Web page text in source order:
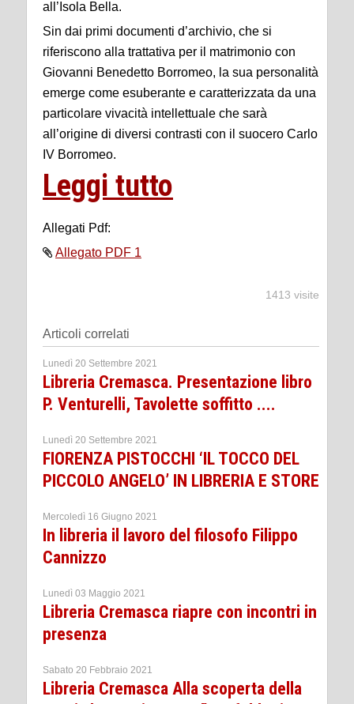
all’Isola Bella.
Sin dai primi documenti d’archivio, che si
riferiscono alla trattativa per il matrimonio con
Giovanni Benedetto Borromeo, la sua personalità
emerge come esuberante e caratterizzata da una
particolare vivacità intellettuale che sarà
all’origine di diversi contrasti con il suocero Carlo
IV Borromeo.
Leggi tutto
Allegati Pdf:
Allegato PDF 1
1413 visite
Articoli correlati
Lunedì 20 Settembre 2021
Libreria Cremasca. Presentazione libro
P. Venturelli, Tavolette soffitto ....
Lunedì 20 Settembre 2021
FIORENZA PISTOCCHI ‘IL TOCCO DEL
PICCOLO ANGELO’ IN LIBRERIA E STORE
Mercoledì 16 Giugno 2021
In libreria il lavoro del filosofo Filippo
Cannizzo
Lunedì 03 Maggio 2021
Libreria Cremasca riapre con incontri in
presenza
Sabato 20 Febbraio 2021
Libreria Cremasca Alla scoperta della